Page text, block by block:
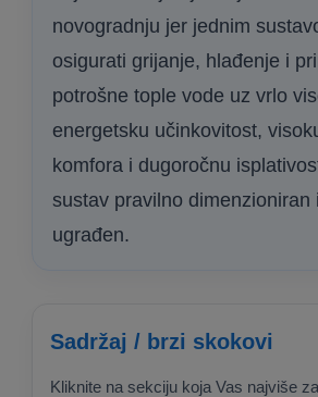
novogradnju jer jednim
osigurati grijanje, hlađenje i
potrošne tople vode uz vrlo
energetsku učinkovitost,
komfora i dugoročnu
sustav pravilno dimenzioniran
ugrađen.
Sadržaj / brzi skokovi
Kliknite na sekciju koja Vas najviše